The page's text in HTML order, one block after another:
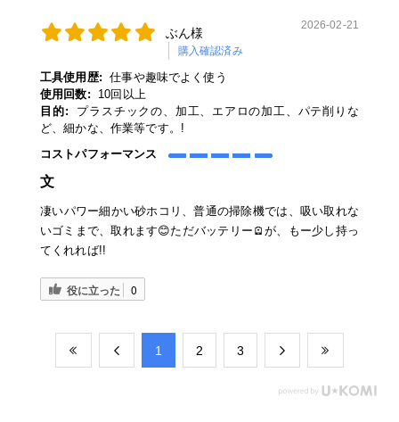
ぶん様
購入確認済み
2026-02-21
工具使用歴: 仕事や趣味でよく使う
使用回数:
10回以上
目的:
プラスチックの、加工、エアロの加工、パテ削りな
ど、細かな、作業等です。!
コストパフォーマンス
文
凄いパワー細かい砂ホコリ、普通の掃除機では、吸い取れな
いゴミまで、取れます😊ただバッテリー🪫が、もー少し持っ
てくれれば!!
役に立った 0
​1 ​2 ​3